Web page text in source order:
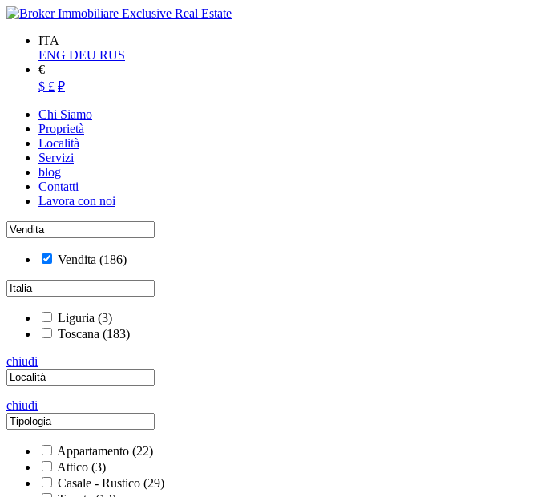
ITA
ENG DEU RUS
€
$ £ ₽
Chi Siamo
Proprietà
Località
Servizi
blog
Contatti
Lavora con noi
Vendita (186)
Liguria (3)
Toscana (183)
chiudi
chiudi
Appartamento (22)
Attico (3)
Casale - Rustico (29)